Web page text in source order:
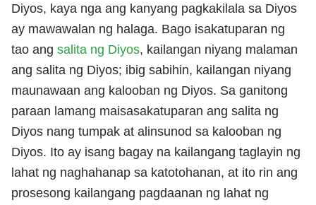
Diyos, kaya nga ang kanyang pagkakilala sa Diyos
ay mawawalan ng halaga. Bago isakatuparan ng
tao ang salita ng Diyos, kailangan niyang malaman
ang salita ng Diyos; ibig sabihin, kailangan niyang
maunawaan ang kalooban ng Diyos. Sa ganitong
paraan lamang maisasakatuparan ang salita ng
Diyos nang tumpak at alinsunod sa kalooban ng
Diyos. Ito ay isang bagay na kailangang taglayin ng
lahat ng naghahanap sa katotohanan, at ito rin ang
prosesong kailangang pagdaanan ng lahat ng